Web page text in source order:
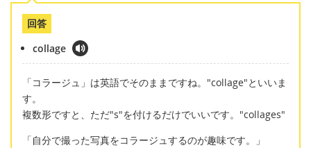
回答
collage
「コラージュ」は英語でそのままですね。"collage"といいま
す。
複数形ですと、ただ"s"を付けるだけでいいです。"collages"
「自分で撮った写真をコラージュするのが趣味です。」